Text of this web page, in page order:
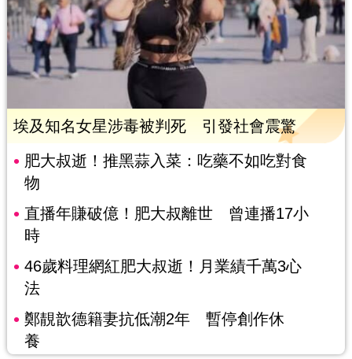
埃及知名女星涉毒被判死 引發社會震驚
肥大叔逝！推黑蒜入菜：吃藥不如吃對食
物
直播年賺破億！肥大叔離世 曾連播17小
時
46歲料理網紅肥大叔逝！月業績千萬3心
法
鄭靚歆德籍妻抗低潮2年 暫停創作休
養